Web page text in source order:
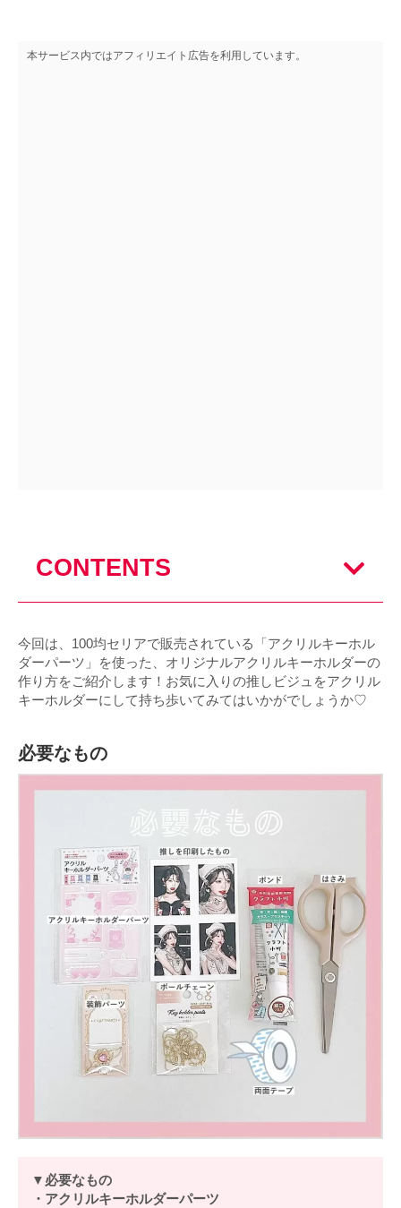
本サービス内ではアフィリエイト広告を利用しています。
CONTENTS
今回は、100均セリアで販売されている「アクリルキーホル
ダーパーツ」を使った、オリジナルアクリルキーホルダーの
作り方をご紹介します！お気に入りの推しビジュをアクリル
キーホルダーにして持ち歩いてみてはいかがでしょうか♡
必要なもの
▼必要なもの
・アクリルキーホルダーパーツ